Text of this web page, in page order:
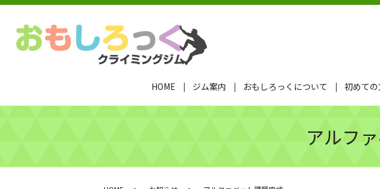
HOME ジム案内 おもしろっくについて 初めて
アルフ